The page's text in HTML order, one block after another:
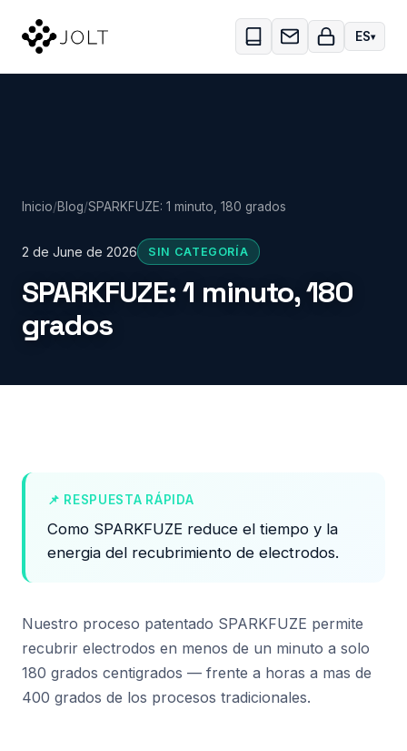
ES
Inicio/Blog/SPARKFUZE: 1 minuto, 180 grados
2 de June de 2026 SIN CATEGORÍA
SPARKFUZE: 1 minuto, 180
grados
📌 RESPUESTA RÁPIDA
Como SPARKFUZE reduce el tiempo y la
energia del recubrimiento de electrodos.
Nuestro proceso patentado SPARKFUZE permite
recubrir electrodos en menos de un minuto a solo
180 grados centigrados — frente a horas a mas de
400 grados de los procesos tradicionales.